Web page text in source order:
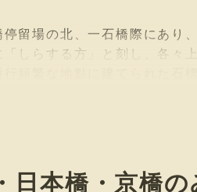
留場の北、一石橋際にあり
「しらする方」と刻し、各々
行頻繁な地點に建てられた石
日本橋・京橋の